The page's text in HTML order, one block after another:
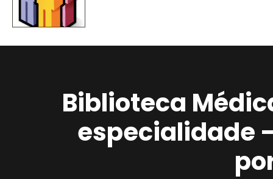
Biblioteca
especialidade